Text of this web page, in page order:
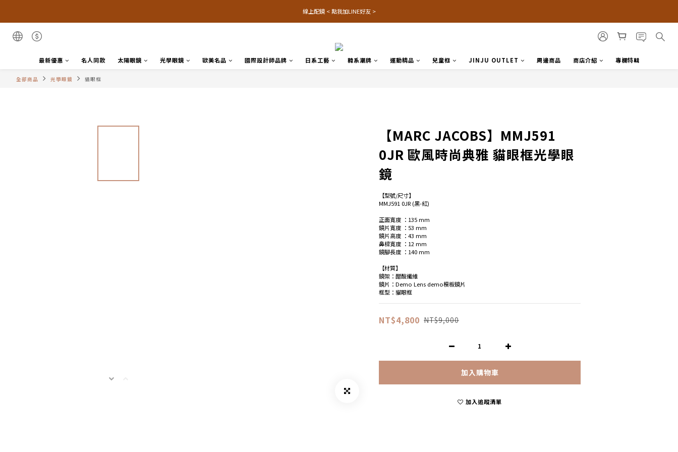
線上配鏡 < 點我加LINE好友 >
最新優惠 名人同款 太陽眼鏡 光學眼鏡 歐美名品 國際設計師品牌 日系工藝 韓系潮牌 運動精品 兒童框 JINJU OUTLET 周邊商品 商店介紹 專欄特輯
全部商品 光學眼鏡 貓眼框
【MARC JACOBS】MMJ591
0JR 歐風時尚典雅 貓眼框光學眼
鏡
【型號/尺寸】
MMJ591 0JR (黑-紅)
正面寬度 ：135 mm
鏡片寬度 ：53 mm
鏡片高度 ：43 mm
鼻樑寬度 ：12 mm
鏡腳長度 ：140 mm
【材質】
鏡架：醋酸纖維
鏡片：Demo Lens demo模板鏡片
框型：貓眼框
NT$4,800 NT$9,000
加入購物車
加入追蹤清單